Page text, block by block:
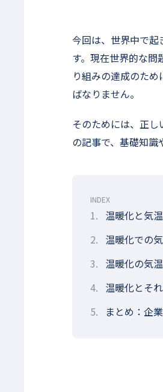
今回は、世界中で起
す。現在世界的な問
り組みの達成のた
ばなりません。
そのためには、正
の記事で、基礎知識
INDEX
1. 温暖化と気
2. 温暖化での
3. 温暖化の気
4. 温暖化とそ
5.
まとめ：企